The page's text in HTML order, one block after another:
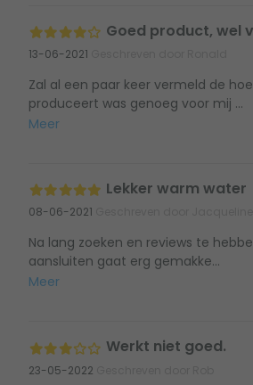
Goed product, wel
13-06-2021
Zal al een paar keer vermeld de
produceert was genoeg voor mij ...
Meer
Lekker warm water
08-06-2021
Na lang zoeken en reviews te
aansluiten gaat erg gemakke...
Meer
Werkt niet goed.
23-05-2022